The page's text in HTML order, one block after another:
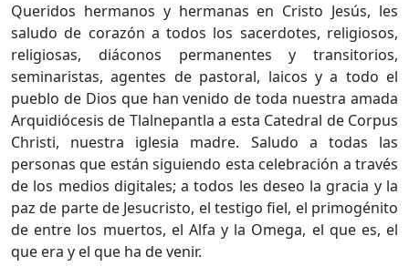
Queridos hermanos y hermanas en Cristo Jesús, les
saludo de corazón a todos los sacerdotes, religiosos,
religiosas, diáconos permanentes y transitorios,
seminaristas, agentes de pastoral, laicos y a todo el
pueblo de Dios que han venido de toda nuestra amada
Arquidiócesis de Tlalnepantla a esta Catedral de Corpus
Christi, nuestra iglesia madre. Saludo a todas las
personas que están siguiendo esta celebración a través
de los medios digitales; a todos les deseo la gracia y la
paz de parte de Jesucristo, el testigo fiel, el primogénito
de entre los muertos, el Alfa y la Omega, el que es, el
que era y el que ha de venir.